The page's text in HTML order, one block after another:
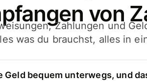
von
Zahlungen und
was du brauchst, alles in
Geld bequem unterwegs, und